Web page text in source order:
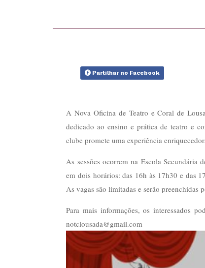
Partilhar no Facebook
A Nova Oficina de Teatro e Coral de
dedicado ao ensino e prática de teatro e
clube promete uma experiência
As sessões ocorrem na Escola Secundária
em dois horários: das 16h às 17h30 e das
As vagas são limitadas e serão preenchidas
Para mais informações, os interessados
notclousada@gmail.com